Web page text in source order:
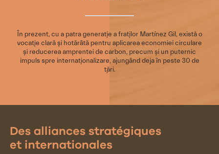
În prezent, cu a patra generație a fraților Martínez Gil, există o
vocație clară și hotărâtă pentru aplicarea economiei circulare
și reducerea amprentei de carbon, precum și un puternic
impuls spre internaționalizare, ajungând deja în peste 30 de
țări.
Des alliances stratégiques
et internationales